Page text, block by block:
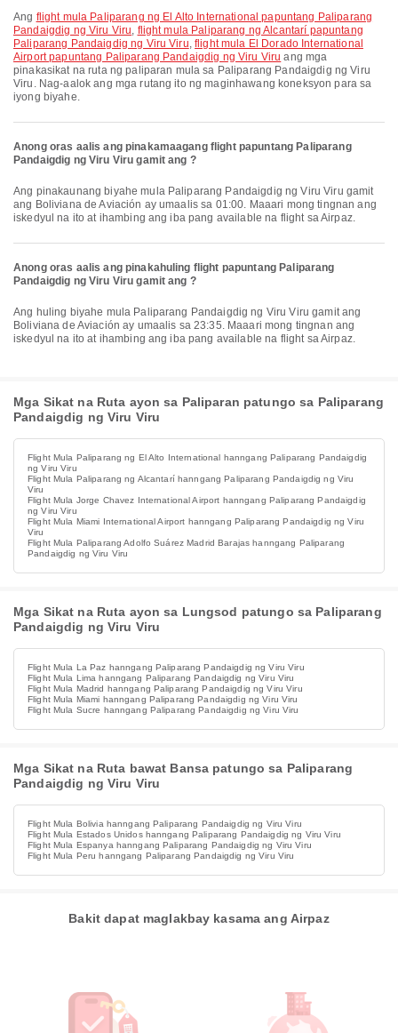
Ang flight mula Paliparang ng El Alto International papuntang Paliparang
Pandaigdig ng Viru Viru, flight mula Paliparang ng Alcantarí papuntang
Paliparang Pandaigdig ng Viru Viru,flight mula El Dorado International
Airport papuntang Paliparang Pandaigdig ng Viru Viru ang mga
pinakasikat na ruta ng paliparan mula sa Paliparang Pandaigdig ng Viru
Viru. Nag-aalok ang mga rutang ito ng maginhawang koneksyon para sa
iyong biyahe.
Anong oras aalis ang pinakamaagang flight papuntang Paliparang
Pandaigdig ng Viru Viru gamit ang ?
Ang pinakaunang biyahe mula Paliparang Pandaigdig ng Viru Viru gamit
ang Boliviana de Aviación ay umaalis sa 01:00. Maaari mong tingnan ang
iskedyul na ito at ihambing ang iba pang available na flight sa Airpaz.
Anong oras aalis ang pinakahuling flight papuntang Paliparang
Pandaigdig ng Viru Viru gamit ang ?
Ang huling biyahe mula Paliparang Pandaigdig ng Viru Viru gamit ang
Boliviana de Aviación ay umaalis sa 23:35. Maaari mong tingnan ang
iskedyul na ito at ihambing ang iba pang available na flight sa Airpaz.
Mga Sikat na Ruta ayon sa Paliparan patungo sa Paliparang
Pandaigdig ng Viru Viru
Flight Mula Paliparang ng El Alto International hanngang Paliparang Pandaigdig
ng Viru Viru
Flight Mula Paliparang ng Alcantarí hanngang Paliparang Pandaigdig ng Viru
Viru
Flight Mula Jorge Chavez International Airport hanngang Paliparang Pandaigdig
ng Viru Viru
Flight Mula Miami International Airport hanngang Paliparang Pandaigdig ng Viru
Viru
Flight Mula Paliparang Adolfo Suárez Madrid Barajas hanngang Paliparang
Pandaigdig ng Viru Viru
Mga Sikat na Ruta ayon sa Lungsod patungo sa Paliparang
Pandaigdig ng Viru Viru
Flight Mula La Paz hanngang Paliparang Pandaigdig ng Viru Viru
Flight Mula Lima hanngang Paliparang Pandaigdig ng Viru Viru
Flight Mula Madrid hanngang Paliparang Pandaigdig ng Viru Viru
Flight Mula Miami hanngang Paliparang Pandaigdig ng Viru Viru
Flight Mula Sucre hanngang Paliparang Pandaigdig ng Viru Viru
Mga Sikat na Ruta bawat Bansa patungo sa Paliparang
Pandaigdig ng Viru Viru
Flight Mula Bolivia hanngang Paliparang Pandaigdig ng Viru Viru
Flight Mula Estados Unidos hanngang Paliparang Pandaigdig ng Viru Viru
Flight Mula Espanya hanngang Paliparang Pandaigdig ng Viru Viru
Flight Mula Peru hanngang Paliparang Pandaigdig ng Viru Viru
Bakit dapat maglakbay kasama ang Airpaz